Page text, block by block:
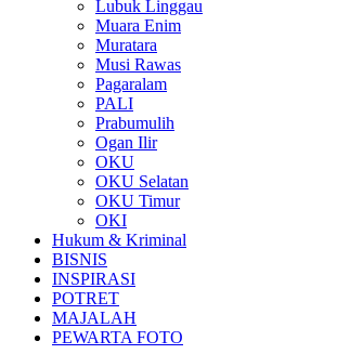
Lubuk Linggau
Muara Enim
Muratara
Musi Rawas
Pagaralam
PALI
Prabumulih
Ogan Ilir
OKU
OKU Selatan
OKU Timur
OKI
Hukum & Kriminal
BISNIS
INSPIRASI
POTRET
MAJALAH
PEWARTA FOTO